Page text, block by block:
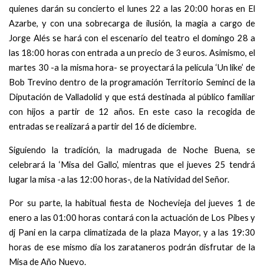
quienes darán su concierto el lunes 22 a las 20:00 horas en El
Azarbe, y con una sobrecarga de ilusión, la magia a cargo de
Jorge Alés se hará con el escenario del teatro el domingo 28 a
las 18:00 horas con entrada a un precio de 3 euros. Asimismo, el
martes 30 -a la misma hora- se proyectará la película ‘Un like’ de
Bob Trevino dentro de la programación Territorio Seminci de la
Diputación de Valladolid y que está destinada al público familiar
con hijos a partir de 12 años. En este caso la recogida de
entradas se realizará a partir del 16 de diciembre.
Siguiendo la tradición, la madrugada de Noche Buena, se
celebrará la ‘Misa del Gallo’, mientras que el jueves 25 tendrá
lugar la misa -a las 12:00 horas-, de la Natividad del Señor.
Por su parte, la habitual fiesta de Nochevieja del jueves 1 de
enero a las 01:00 horas contará con la actuación de Los Pibes y
dj Pani en la carpa climatizada de la plaza Mayor, y a las 19:30
horas de ese mismo día los zarataneros podrán disfrutar de la
Misa de Año Nuevo.